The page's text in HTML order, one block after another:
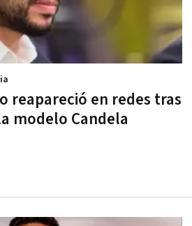
reapareció en redes tras
modelo Candela